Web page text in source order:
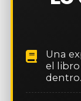
Una
el
dentro.